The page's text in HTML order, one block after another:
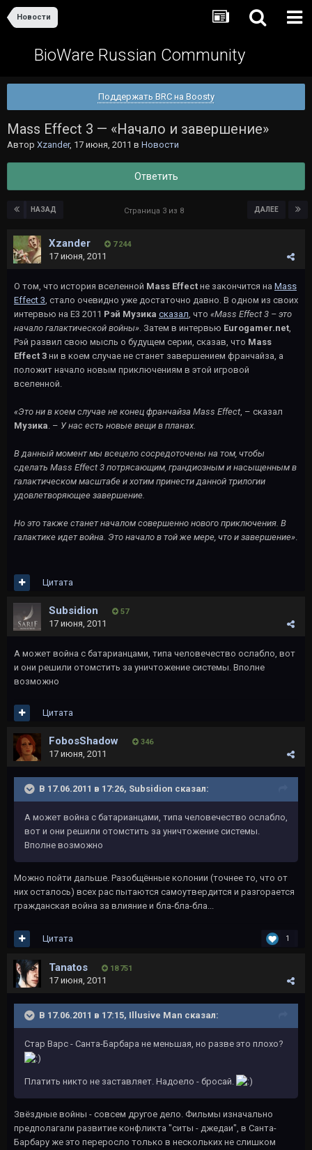
Новости
BioWare Russian Community
Поддержать BRC на Boosty
Mass Effect 3 — «Начало и завершение»
Автор Xzander, 17 июня, 2011 в Новости
Ответить
НАЗАД ДАЛЕЕ
Страница 3 из 8
Xzander 7 244
17 июня, 2011
О том, что история вселенной Mass Effect не закончится на Mass
Effect 3, стало очевидно уже достаточно давно. В одном из своих
интервью на Е3 2011 Рэй Музика сказал, что «Mass Effect 3 – это
начало галактической войны». Затем в интервью Eurogamer.net,
Рэй развил свою мысль о будущем серии, сказав, что Mass
Effect 3 ни в коем случае не станет завершением франчайза, а
положит начало новым приключениям в этой игровой
вселенной.
«Это ни в коем случае не конец франчайза Mass Effect, – сказал
Музика. – У нас есть новые вещи в планах.
В данный момент мы всецело сосредоточены на том, чтобы
сделать Mass Effect 3 потрясающим, грандиозным и насыщенным в
галактическом масштабе и хотим принести данной трилогии
удовлетворяющее завершение.
Но это также станет началом совершенно нового приключения. В
галактике идет война. Это начало в той же мере, что и завершение».
Цитата
Subsidion 57
17 июня, 2011
А может война с батарианцами, типа человечество ослабло, вот
и они решили отомстить за уничтожение системы. Вполне
возможно
Цитата
FobosShadow 346
17 июня, 2011
В 17.06.2011 в 17:26, Subsidion сказал:
А может война с батарианцами, типа человечество ослабло,
вот и они решили отомстить за уничтожение системы.
Вполне возможно
Можно пойти дальше. Разобщённые колонии (точнее то, что от
них осталось) всех рас пытаются самоутвердится и разгорается
гражданская война за влияние и бла-бла-бла...
1
Цитата
Tanatos 18 751
17 июня, 2011
В 17.06.2011 в 17:15, Illusive Man сказал:
Стар Варс - Санта-Барбара не меньшая, но разве это плохо?
Платить никто не заставляет. Надоело - бросай.
Звёздные войны - совсем другое дело. Фильмы изначально
предполагали развитие конфликта "ситы - джедаи", в Санта-
Барбару же это переросло только в нескольких не слишком